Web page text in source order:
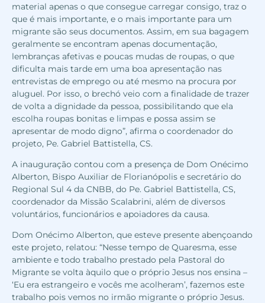
material apenas o que consegue carregar consigo, traz o
que é mais importante, e o mais importante para um
migrante são seus documentos. Assim, em sua bagagem
geralmente se encontram apenas documentação,
lembranças afetivas e poucas mudas de roupas, o que
dificulta mais tarde em uma boa apresentação nas
entrevistas de emprego ou até mesmo na procura por
aluguel. Por isso, o brechó veio com a finalidade de trazer
de volta a dignidade da pessoa, possibilitando que ela
escolha roupas bonitas e limpas e possa assim se
apresentar de modo digno”, afirma o coordenador do
projeto, Pe. Gabriel Battistella, CS.
A inauguração contou com a presença de Dom Onécimo
Alberton, Bispo Auxiliar de Florianópolis e secretário do
Regional Sul 4 da CNBB, do Pe. Gabriel Battistella, CS,
coordenador da Missão Scalabrini, além de diversos
voluntários, funcionários e apoiadores da causa.
Dom Onécimo Alberton, que esteve presente abençoando
este projeto, relatou: “Nesse tempo de Quaresma, esse
ambiente e todo trabalho prestado pela Pastoral do
Migrante se volta àquilo que o próprio Jesus nos ensina –
‘Eu era estrangeiro e vocês me acolheram’, fazemos este
trabalho pois vemos no irmão migrante o próprio Jesus.